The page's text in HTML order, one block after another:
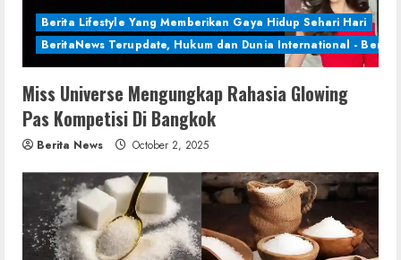
Berita Lifestyle Yang Memberikan Gaya Hidup Sehari Hari
BeritaNews Terupdate, Hukum dan Dunia International - Berita
Miss Universe Mengungkap Rahasia Glowing
Pas Kompetisi Di Bangkok
Berita News October 2, 2025